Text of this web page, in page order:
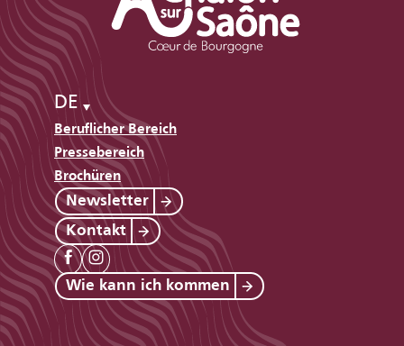
DE
Beruflicher Bereich
Pressebereich
Brochüren
Newsletter
Kontakt
Wie kann ich kommen